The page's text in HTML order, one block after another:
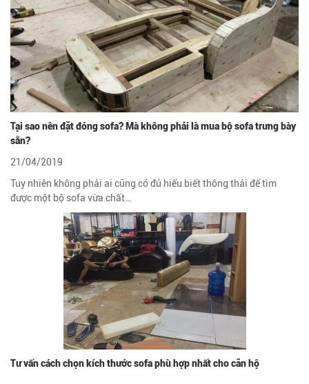
Tại sao nên đặt đóng sofa? Mà không phải là mua bộ sofa trưng bày
sẵn?
21/04/2019
Tuy nhiên không phải ai cũng có đủ hiểu biết thông thái để tìm
được một bộ sofa vừa chất…
Tư vấn cách chọn kích thước sofa phù hợp nhất cho căn hộ